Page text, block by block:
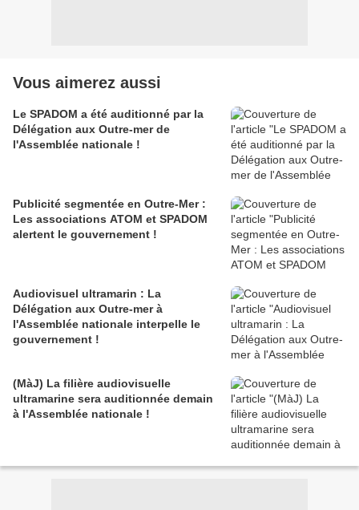
Vous aimerez aussi
Le SPADOM a été auditionné par la
Délégation aux Outre-mer de
l'Assemblée nationale !
Publicité segmentée en Outre-Mer :
Les associations ATOM et SPADOM
alertent le gouvernement !
Audiovisuel ultramarin : La
Délégation aux Outre-mer à
l'Assemblée nationale interpelle le
gouvernement !
(MàJ) La filière audiovisuelle
ultramarine sera auditionnée demain
à l'Assemblée nationale !